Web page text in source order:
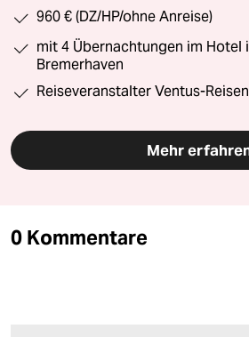
960 € (DZ/HP/ohne Anreise)
mit 4 Übernachtungen im Hotel
Bremerhaven
Reiseveranstalter Ventus-Reisen
Mehr
0 Kommentare